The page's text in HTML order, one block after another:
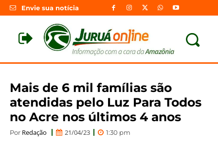
Envie sua notícia
Mais de 6 mil famílias são
atendidas pelo Luz Para Todos
no Acre nos últimos 4 anos
Por Redação 21/04/23 1:30 pm